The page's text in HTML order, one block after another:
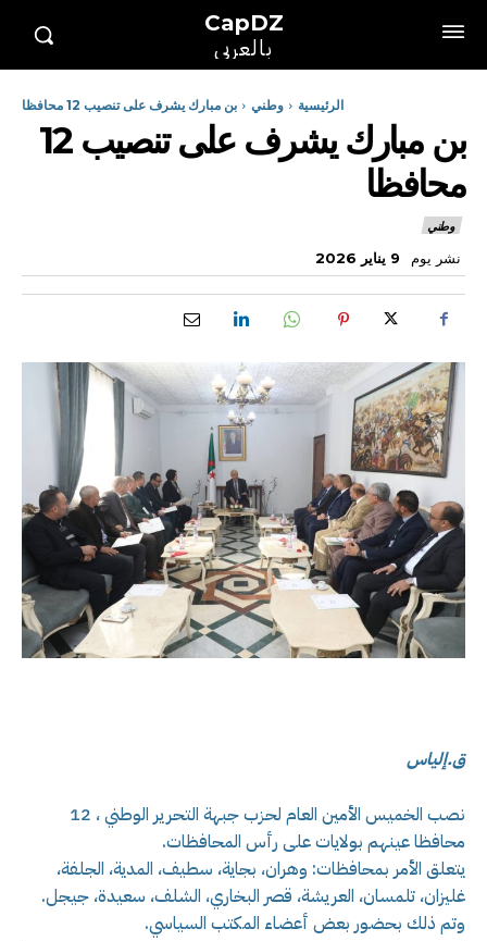
CapDZ
بالعربي
الرئيسية وطني بن مبارك يشرف على تنصيب 12 محافظا
بن مبارك يشرف على تنصيب 12
محافظا
وطني
نشر يوم 9 يناير 2026
ق.إلياس
نصب الخميس الأمين العام لحزب جبهة التحرير الوطني ، 12
محافظا عينهم بولايات على رأس المحافظات.
يتعلق الأمر بمحافظات: وهران، بجاية، سطيف، المدية، الجلفة،
غليزان، تلمسان، العريشة، قصر البخاري، الشلف، سعيدة، جيجل.
وتم ذلك بحضور بعض أعضاء المكتب السياسي.